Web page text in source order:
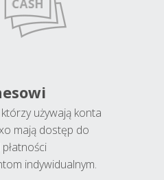
używają konta
mają dostęp do
indywidualnym.